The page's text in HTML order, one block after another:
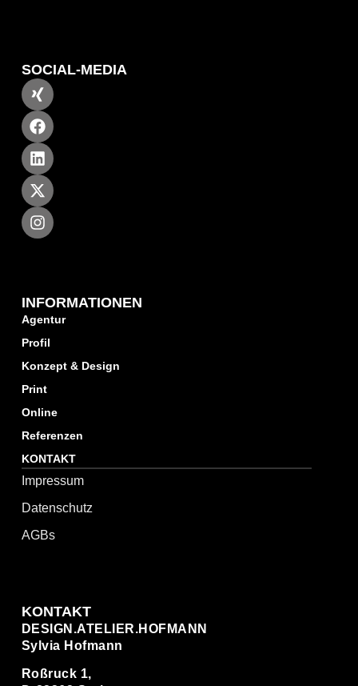
INFORMATIONEN
Agentur
Profil
Konzept & Design
Print
Online
Referenzen
KONTAKT
Impressum
Datenschutz
AGBs
KONTAKT
DESIGN.ATELIER.HOFMANN
Sylvia Hofmann
Roßruck 1,
SOCIAL-MEDIA